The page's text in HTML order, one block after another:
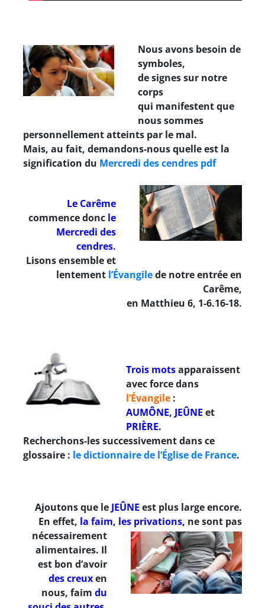
Nous avons besoin de
symboles,
de signes sur notre
corps
qui manifestent que
nous sommes
personnellement atteints par le mal.
Mais, au fait, demandons-nous quelle est la
signification du Mercredi des cendres pdf
Le Carême
commence donc le
Mercredi des
cendres.
Lisons ensemble et
lentement l’Évangilede notre entrée en
Carême,
en Matthieu 6, 1-6.16-18.
Trois motsapparaissent
avec force dans
l’Évangile :
AUMÔNE, JEÛNE et
PRIÈRE.
Recherchons-les successivement dans ce
glossaire : le dictionnaire de l’Église de France.
Ajoutons que le JEÛNE est plus large encore.
En effet, la faim, les privations, ne sont pas
nécessairement
alimentaires. Il
est bon d’avoir
des creuxen
nous, faim du